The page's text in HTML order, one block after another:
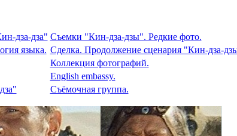
дза-дза" Съемки "Кин-дза-дзы". Редкие фото.
языка. Сделка. Продолжение сценария "Кин-дза-
Коллекция фотографий.
English embassy.
Съёмочная группа.